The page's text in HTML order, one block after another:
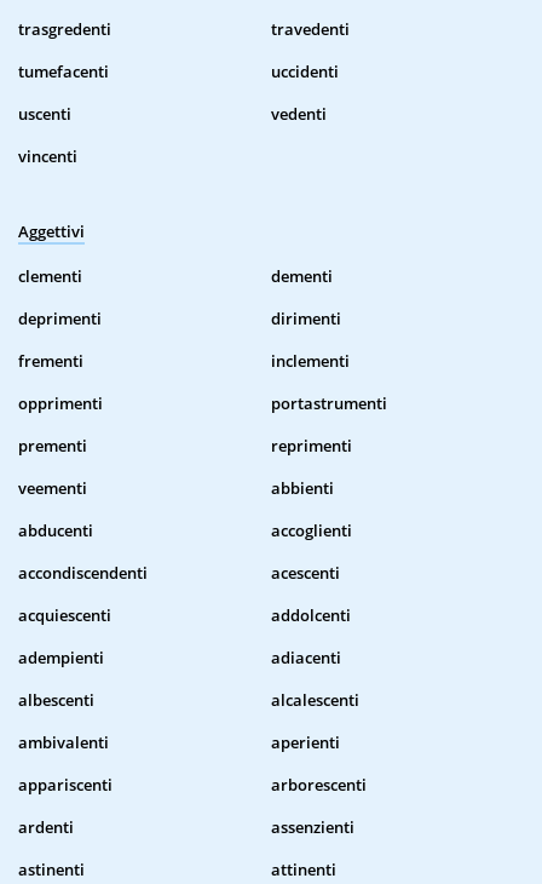
trasgredenti
travedenti
tumefacenti
uccidenti
uscenti
vedenti
vincenti
Aggettivi
clementi
dementi
deprimenti
dirimenti
frementi
inclementi
opprimenti
portastrumenti
prementi
reprimenti
veementi
abbienti
abducenti
accoglienti
accondiscendenti
acescenti
acquiescenti
addolcenti
adempienti
adiacenti
albescenti
alcalescenti
ambivalenti
aperienti
appariscenti
arborescenti
ardenti
assenzienti
astinenti
attinenti